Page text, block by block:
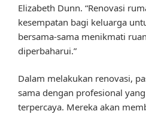
Elizabeth Dunn. “Renovasi
kesempatan bagi keluarga
bersama-sama menikmati
diperbaharui.”
Dalam melakukan renovasi,
sama dengan profesional
terpercaya. Mereka akan